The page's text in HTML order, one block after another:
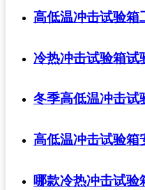
高低温冲击试验箱
冷热冲击试验箱试
冬季高低温冲击试
高低温冲击试验箱
哪款冷热冲击试验